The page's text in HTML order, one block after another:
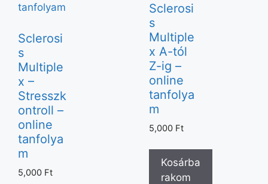
Sclerosi
s
Multiple
x –
Stresszk
ontroll –
online
tanfolya
m
5,000 Ft
Sclerosi
s
Multiple
x A-tól
Z-ig –
online
tanfolya
m
5,000 Ft
Kosárba
rakom